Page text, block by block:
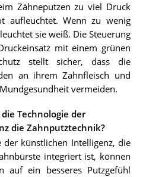
Zähneputzen zu viel Druck
aufleuchtet. Wenn zu wenig
sie weiß. Die Steuerung
mit einem grünen
stellt sicher, dass die
an ihrem Zahnfleisch und
vermeiden.
Technologie der
die Zahnputztechnik?
der künstlichen Intelligenz, die
integriert ist, können
auf ein besseres Putzgefühl